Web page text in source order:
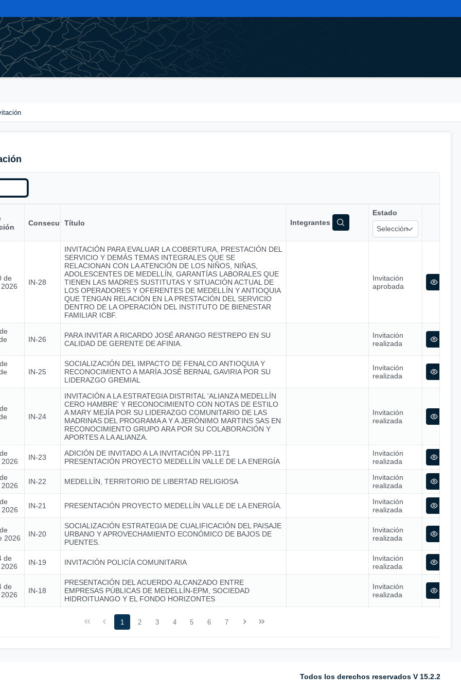
ConsecutivoTítulo Integrantes
Estado
Selección
de
IN-28
INVITACIÓN PARA EVALUAR LA COBERTURA, PRESTACIÓN DEL
SERVICIO Y DEMÁS TEMAS INTEGRALES QUE SE
RELACIONAN CON LA ATENCIÓN DE LOS NIÑOS, NIÑAS,
ADOLESCENTES DE MEDELLÍN, GARANTÍAS LABORALES QUE
TIENEN LAS MADRES SUSTITUTAS Y SITUACIÓN ACTUAL DE
LOS OPERADORES Y OFERENTES DE MEDELLÍN Y ANTIOQUIA
QUE TENGAN RELACIÓN EN LA PRESTACIÓN DEL SERVICIO
DENTRO DE LA OPERACIÓN DEL INSTITUTO DE BIENESTAR
FAMILIAR ICBF.
Invitación
aprobada
IN-26
PARA INVITAR A RICARDO JOSÉ ARANGO RESTREPO EN SU
CALIDAD DE GERENTE DE AFINIA.
Invitación
realizada
IN-25
SOCIALIZACIÓN DEL IMPACTO DE FENALCO ANTIOQUIA Y
RECONOCIMIENTO A MARÍA JOSÉ BERNAL GAVIRIA POR SU
LIDERAZGO GREMIAL
Invitación
realizada
IN-24
INVITACIÓN A LA ESTRATEGIA DISTRITAL 'ALIANZA MEDELLÍN
CERO HAMBRE' Y RECONOCIMIENTO CON NOTAS DE ESTILO
A MARY MEJÍA POR SU LIDERAZGO COMUNITARIO DE LAS
MADRINAS DEL PROGRAMA A Y A JERÓNIMO MARTINS SAS EN
RECONOCIMIENTO GRUPO ARA POR SU COLABORACIÓN Y
APORTES A LA ALIANZA.
Invitación
realizada
IN-23
ADICIÓN DE INVITADO A LA INVITACIÓN PP-1171
PRESENTACIÓN PROYECTO MEDELLÍN VALLE DE LA ENERGÍA
Invitación
realizada
IN-22 MEDELLÍN, TERRITORIO DE LIBERTAD RELIGIOSA
Invitación
realizada
IN-21 PRESENTACIÓN PROYECTO MEDELLÍN VALLE DE LA ENERGÍA.
Invitación
realizada
2026
IN-20
SOCIALIZACIÓN ESTRATEGIA DE CUALIFICACIÓN DEL PAISAJE
URBANO Y APROVECHAMIENTO ECONÓMICO DE BAJOS DE
PUENTES.
Invitación
realizada
de
IN-19 INVITACIÓN POLICÍA COMUNITARIA
Invitación
realizada
de
IN-18
PRESENTACIÓN DEL ACUERDO ALCANZADO ENTRE
EMPRESAS PÚBLICAS DE MEDELLÍN-EPM, SOCIEDAD
HIDROITUANGO Y EL FONDO HORIZONTES
Invitación
realizada
1 2 3 4 5 6 7
Todos los derechos reservados V 15.2.2